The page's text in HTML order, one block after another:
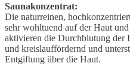
Saunakonzentrat:
Die naturreinen,
sehr wohltuend auf der Haut
aktivieren die Durchblutung der
und kreislauffördernd und
Entgiftung über die Haut.